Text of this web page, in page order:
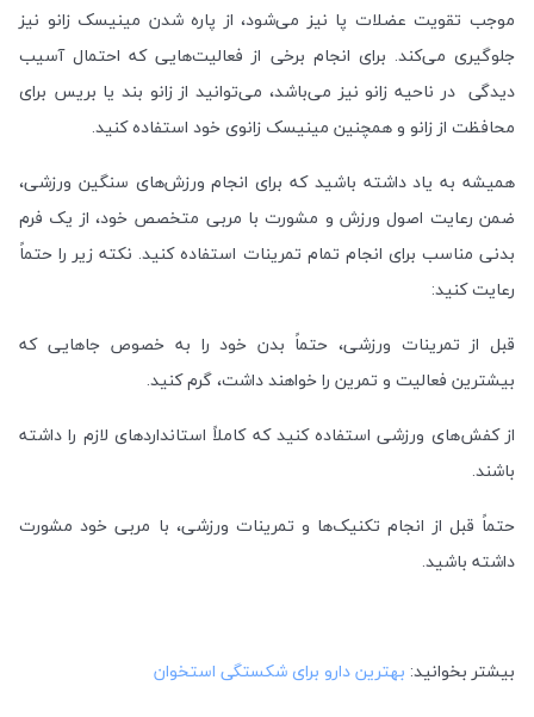
موجب تقویت عضلات پا نیز می‌شود، از پاره شدن مینیسک زانو نیز
جلوگیری می‌کند. برای انجام برخی از فعالیت‌هایی که احتمال آسیب
دیدگی در ناحیه زانو نیز می‌باشد، می‌توانید از زانو بند یا بریس برای
محافظت از زانو و همچنین مینیسک زانوی خود استفاده کنید.
همیشه به یاد داشته باشید که برای انجام ورزش‌های سنگین ورزشی،
ضمن رعایت اصول ورزش و مشورت با مربی متخصص خود، از یک فرم
بدنی مناسب برای انجام تمام تمرینات استفاده کنید. نکته زیر را حتماً
رعایت کنید:
قبل از تمرینات ورزشی، حتماً بدن خود را به خصوص جاهایی که
بیشترین فعالیت و تمرین را خواهند داشت، گرم کنید.
از کفش‌های ورزشی استفاده کنید که کاملاً استانداردهای لازم را داشته
باشند.
حتماً قبل از انجام تکنیک‌ها و تمرینات ورزشی، با مربی خود مشورت
داشته باشید.
بیشتر بخوانید: بهترین دارو برای شکستگی استخوان